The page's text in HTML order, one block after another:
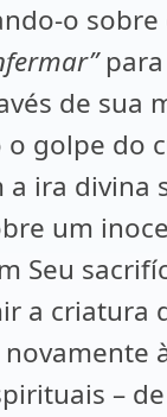
o sobre
para
de sua
o golpe do
a ira divina
um
Seu
a criatura
–